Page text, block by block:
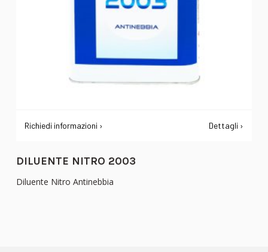
Richiedi informazioni › Dettagli ›
DILUENTE NITRO 2003
Diluente Nitro Antinebbia